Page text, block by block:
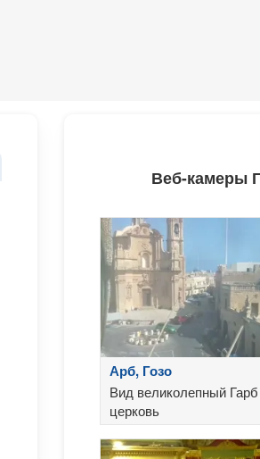
Веб-камеры
Арб, Гозо
Вид великолепный
церковь